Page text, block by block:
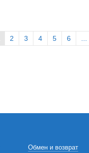
2 3 4 5 6
Обмен и возврат